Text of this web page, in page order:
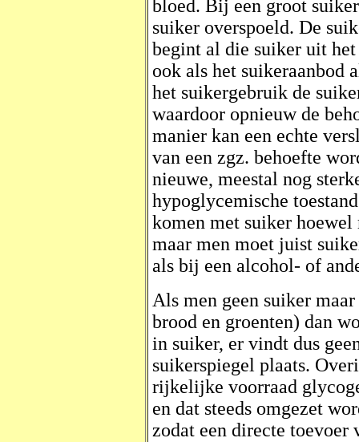
bloed. Bij een groot
suiker overspoeld. De
begint al die suiker uit
ook als het suikeraanbod
het suikergebruik de
waardoor opnieuw de
manier kan een echte
van een zgz. behoefte
nieuwe, meestal nog
hypoglycemische
komen met suiker
maar men moet juist
als bij een alcohol- of
Als men geen suiker
brood en groenten) dan
in suiker, er vindt dus
suikerspiegel plaats.
rijkelijke voorraad
en dat steeds omgezet
zodat een directe